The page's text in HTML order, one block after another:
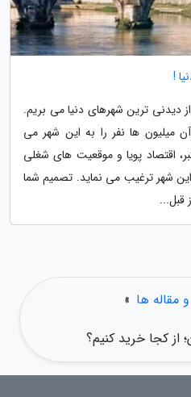
!
دیدنی ترین شهرهای دنیا می بریم.
میلیون ها نفر را به این شهر می
اقتصاد پویا و موقعیت های شغلی
شهر ترغیب می نماید. تصمیم شما
قبل...
مقاله ها »
از کجا خرید کنیم؟